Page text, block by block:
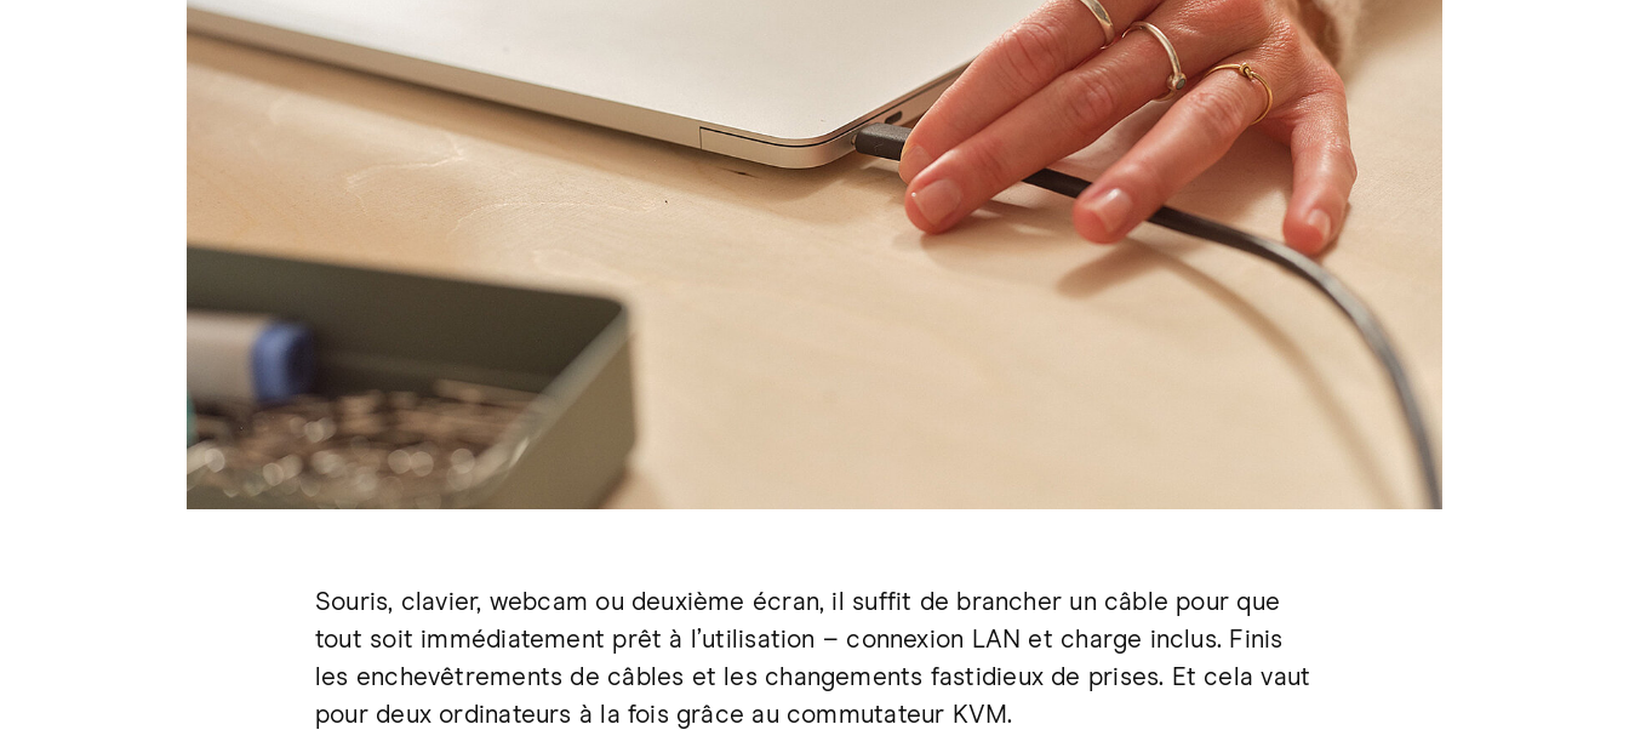
Souris, clavier, webcam ou deuxième écran, il suffit de brancher un câble pour que
tout soit immédiatement prêt à l’utilisation – connexion LAN et charge inclus. Finis
les enchevêtrements de câbles et les changements fastidieux de prises. Et cela vaut
pour deux ordinateurs à la fois grâce au commutateur KVM.